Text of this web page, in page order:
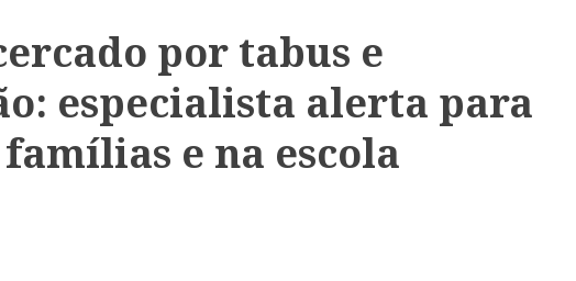
por tabus e
especialista alerta para
e na escola